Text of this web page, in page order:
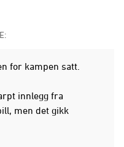
for kampen satt.
innlegg fra
men det gikk